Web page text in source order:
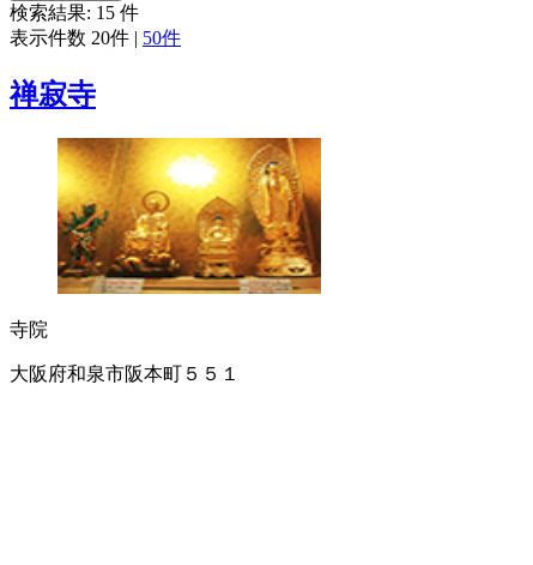
検索結果: 15 件
表示件数 20件 | 50件
禅寂寺
寺院
大阪府和泉市阪本町５５１